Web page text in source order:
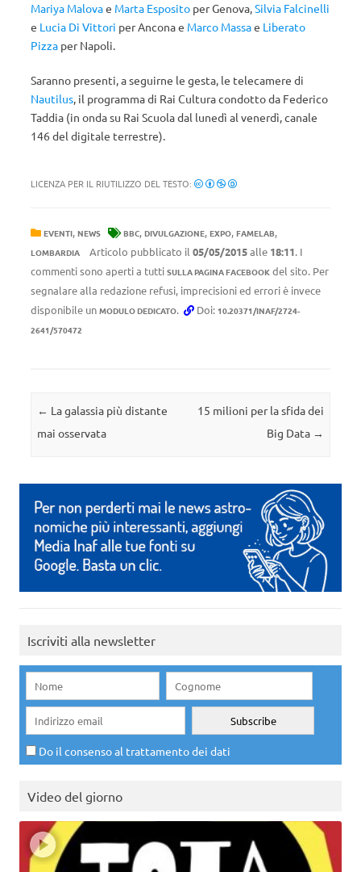
Mariya Malovae Marta Esposito per Genova,Silvia Falcinelli
e Lucia Di Vittori per Ancona e Marco Massae Liberato
Pizza per Napoli.
Saranno presenti, a seguirne le gesta, le telecamere di
Nautilus, il programma di Rai Cultura condotto da Federico
Taddia (in onda su Rai Scuola dal lunedì al venerdì, canale
146 del digitale terrestre).
LICENZA PER IL RIUTILIZZO DEL TESTO:
EVENTI, NEWS BBC, DIVULGAZIONE, EXPO, FAMELAB,
LOMBARDIA Articolo pubblicato il 05/05/2015alle 18:11. I
commenti sono aperti a tutti SULLA PAGINA FACEBOOK del sito. Per
segnalare alla redazione refusi, imprecisioni ed errori è invece
disponibile un MODULO DEDICATO. Doi: 10.20371/INAF/2724-
2641/570472
Navigazione articolo
← La galassia più distante
mai osservata
15 milioni per la sfida dei
Big Data →
Iscriviti alla newsletter
Do il consenso al trattamento dei dati
Video del giorno